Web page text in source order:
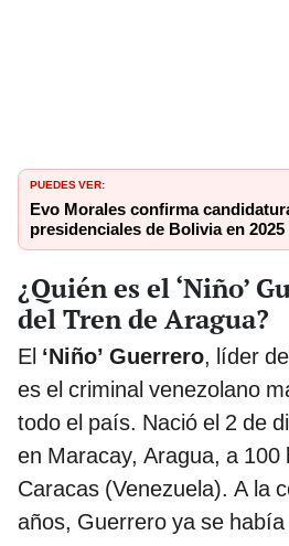
PUEDES VER:
Evo Morales confirma
presidenciales de Bolivia en 2025
¿Quién es el ‘Niño’
del Tren de Aragua?
El ‘Niño’ Guerrero, líder
es el criminal venezolano
todo el país. Nació el 2 de
en Maracay, Aragua, a 100
Caracas (Venezuela). A la
años, Guerrero ya se